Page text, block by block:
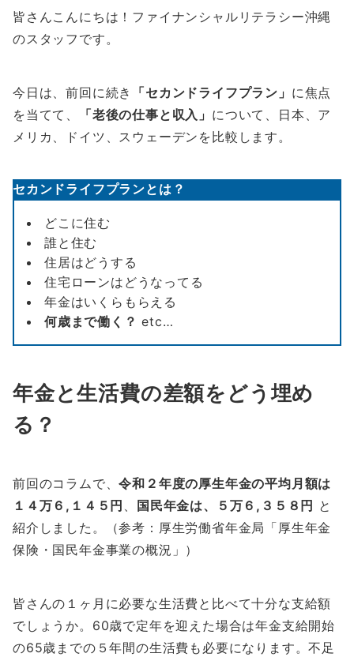
皆さんこんにちは！ファイナンシャルリテラシー沖縄
のスタッフです。
今日は、前回に続き 「セカンドライフプラン」 に焦点
を当てて、
「老後の仕事と収入」 について、日本、ア
メリカ、ドイツ、スウェーデンを比較します。
セカンドライフプランとは？
どこに住む
誰と住む
住居はどうする
住宅ローンはどうなってる
年金はいくらもらえる
何歳まで働く？ etc…
年金と生活費の差額をどう埋め
る？
前回のコラムで、令和２年度の厚生年金の平均月額は
１４万６,１４５円 、 国民年金は、５万６,３５８円 と
紹介しました。（参考：厚生労働省年金局「厚生年金
保険・国民年金事業の概況」）
皆さんの１ヶ月に必要な生活費と比べて十分な支給額
でしょうか。60歳で定年を迎えた場合は年金支給開始
の65歳までの５年間の生活費も必要になります。不足